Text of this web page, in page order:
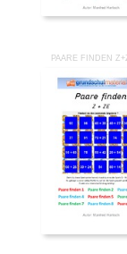
PAARE FINDEN